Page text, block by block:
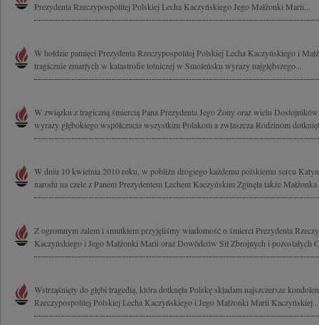
Prezydenta Rzeczypospolitej Polskiej Lecha Kaczyńskiego Jego Małżonki Marii...
W hołdzie pamięci Prezydenta Rzeczypospolitej Polskiej Lecha Kaczyńskiego i
tragicznie zmarłych w katastrofie lotniczej w Smoleńsku wyrazy najgłębszego...
W związku z tragiczną śmiercią Pana Prezydenta Jego Żony oraz wielu
wyrazy głębokiego współczucia wszystkim Polakom a zwłaszcza Rodzinom
W dniu 10 kwietnia 2010 roku, w pobliżu drogiego każdemu polskiemu sercu
narodu na czele z Panem Prezydentem Lechem Kaczyńskim Zginęła także
Z ogromnym żalem i smutkiem przyjęliśmy wiadomość o śmierci Prezydenta
Kaczyńskiego i Jego Małżonki Marii oraz Dowódców Sił Zbrojnych i pozostałych
Wstrząśnięty do głębi tragedią, która dotknęła Polskę składam najszczersze
Rzeczypospolitej Polskiej Lecha Kaczyńskiego i Jego Małżonki Marii Kaczyńskiej...